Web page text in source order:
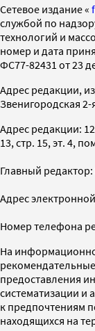
Cетевое издание «
службой по
технологий и
номер и дата
ФС77-82431 от 23
Адрес редакции,
Звенигородская 2-
Адрес редакции:
13, стр. 15, эт. 4,
Главный
Адрес
Номер телефона
На
предоставления
систематизации и
к предпочтениям
находящихся на